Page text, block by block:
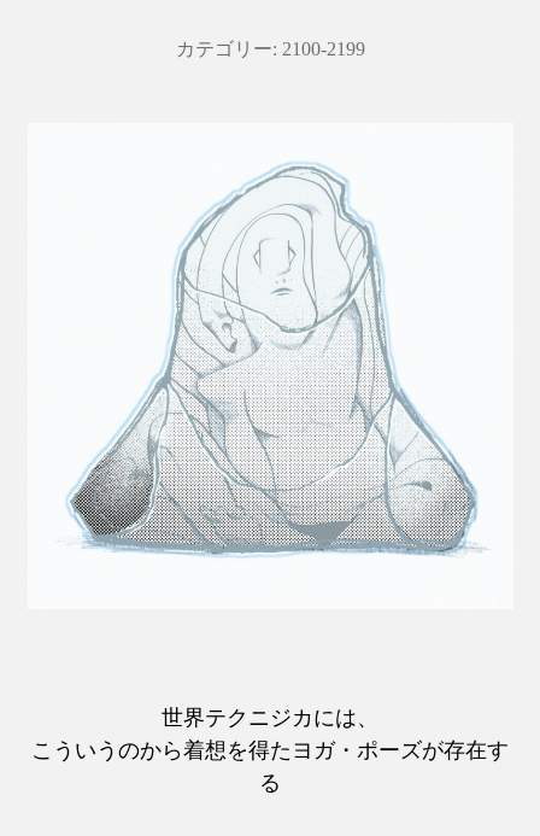
カテゴリー: 2100-2199
世界テクニジカには、
こういうのから着想を得たヨガ・ポーズが存在す
る